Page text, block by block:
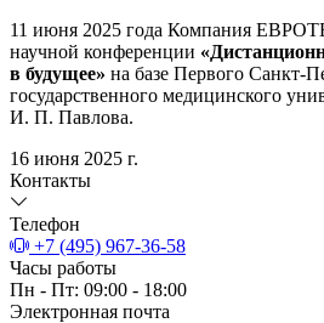
11 июня 2025 года Компания
научной конференции
в будущее» на базе Первого Санкт-
государственного медицинского
И. П. Павлова.
16 июня 2025 г.
Контакты
Телефон
+7 (495) 967-36-58
Часы работы
Пн - Пт: 09:00 - 18:00
Электронная почта